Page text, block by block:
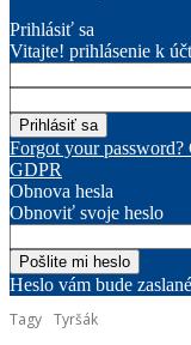
Prihlásiť sa
Vitajte! prihlásenie k
Forgot your password?
GDPR
Obnova hesla
Obnoviť svoje heslo
Heslo vám bude
Tagy Tyršák